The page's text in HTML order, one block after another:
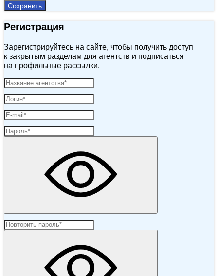
Сохранить
Регистрация
Зарегистрируйтесь на сайте, чтобы получить доступ
к закрытым разделам для агентств и подписаться
на профильные рассылки.